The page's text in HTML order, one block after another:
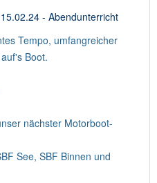
Tempo, umfangreicher
Boot.
nächster Motorboot-
See, SBF Binnen und